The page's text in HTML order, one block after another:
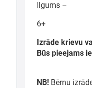
Ilgums –
6+
Izrāde krievu
Būs pieejams
NB! Bērnu